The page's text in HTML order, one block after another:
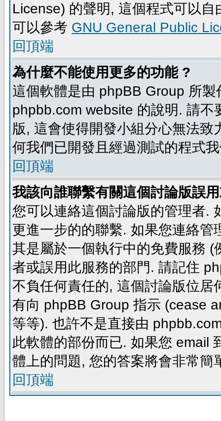
License) 的聲明, 這個程式可以
可以參考 GNU General Public
回頂端
為什麼不能使用更多的功能 ?
這個軟體是由 phpBB Group 所
phpbb.com website 的說明. 請
版, 這會使得開發小組分心無法
何我們已開發且經過測試的程式
回頂端
我該向誰聯繫有關這個討論版誤
您可以連絡這個討論版的管理者.
更進一步的的聯繫. 如果您連絡
其是屬於一個執行中的免費服務
者或誤用此服務的部門. 請記住
不負任何責任的, 這個討論版位
有向 phpBB Group 指示 (cease
等等). 也許不是直接由
此軟體的部份而已. 如果您 email
體上的問題, 您的答案將會非常簡
回頂端